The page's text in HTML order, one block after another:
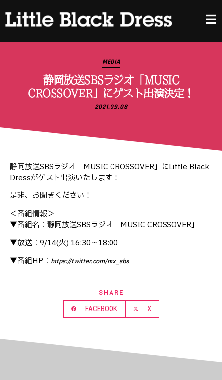
MEDIA
静岡放送SBSラジオ「MUSIC
CROSSOVER」にゲスト出演決定！
2021.09.08
静岡放送SBSラジオ「MUSIC CROSSOVER」にLittle Black
Dressがゲスト出演いたします！
是非、お聞きください！
＜番組情報＞
▼番組名：静岡放送SBSラジオ「MUSIC CROSSOVER」
▼放送：9/14(火) 16:30〜18:00
▼番組HP： https://twitter.com/mx_ sbs
SHARE
FACEBOOK X